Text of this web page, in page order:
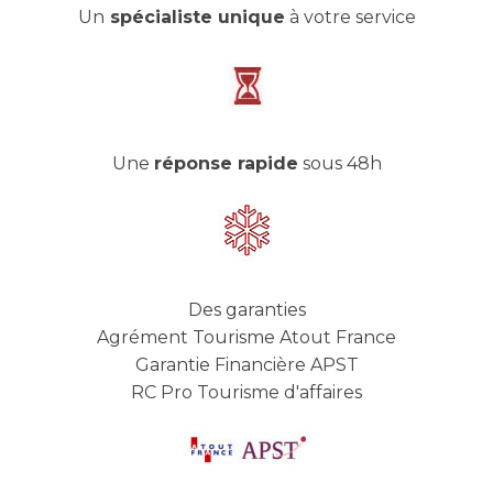
Un spécialiste unique à votre service
Une réponse rapide sous 48h
Des garanties
Agrément Tourisme Atout France
Garantie Financière APST
RC Pro Tourisme d'affaires